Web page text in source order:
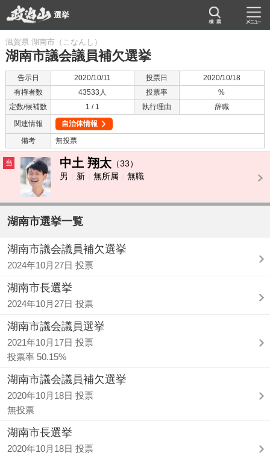
選挙
滋賀県 湖南市（こなんし）
湖南市議会議員補欠選挙
告示日 2020/10/11 投票日
2020/10/18
有権者数
43533人 投票率
%
定数/候補数
1 / 1 執行理由
辞職
関連情報
自治体情報
備考
無投票
当 中土 翔太 （33）
男
新 無所属 無職
湖南市選挙一覧
湖南市議会議員補欠選挙
2024年10月27日 投票
湖南市長選挙
2024年10月27日 投票
湖南市議会議員選挙
2021年10月17日 投票
投票率 50.15%
湖南市議会議員補欠選挙
2020年10月18日 投票
無投票
湖南市長選挙
2020年10月18日 投票